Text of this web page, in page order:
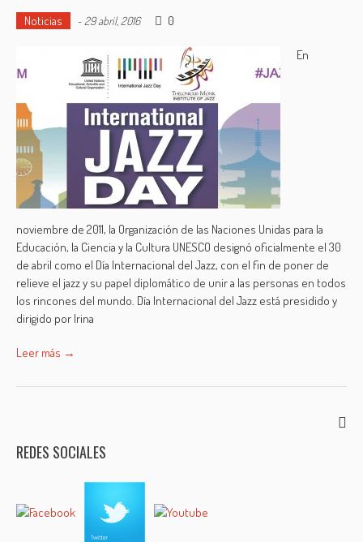
Noticias - 29 abril, 2016 0
En
noviembre de 2011, la Organización de las Naciones Unidas para la
Educación, la Ciencia y la Cultura UNESCO designó oficialmente el 30
de abril como el Día Internacional del Jazz, con el fin de poner de
relieve el jazz y su papel diplomático de unir a las personas en todos
los rincones del mundo. Día Internacional del Jazz está presidido y
dirigido por Irina
Leer más →
REDES SOCIALES